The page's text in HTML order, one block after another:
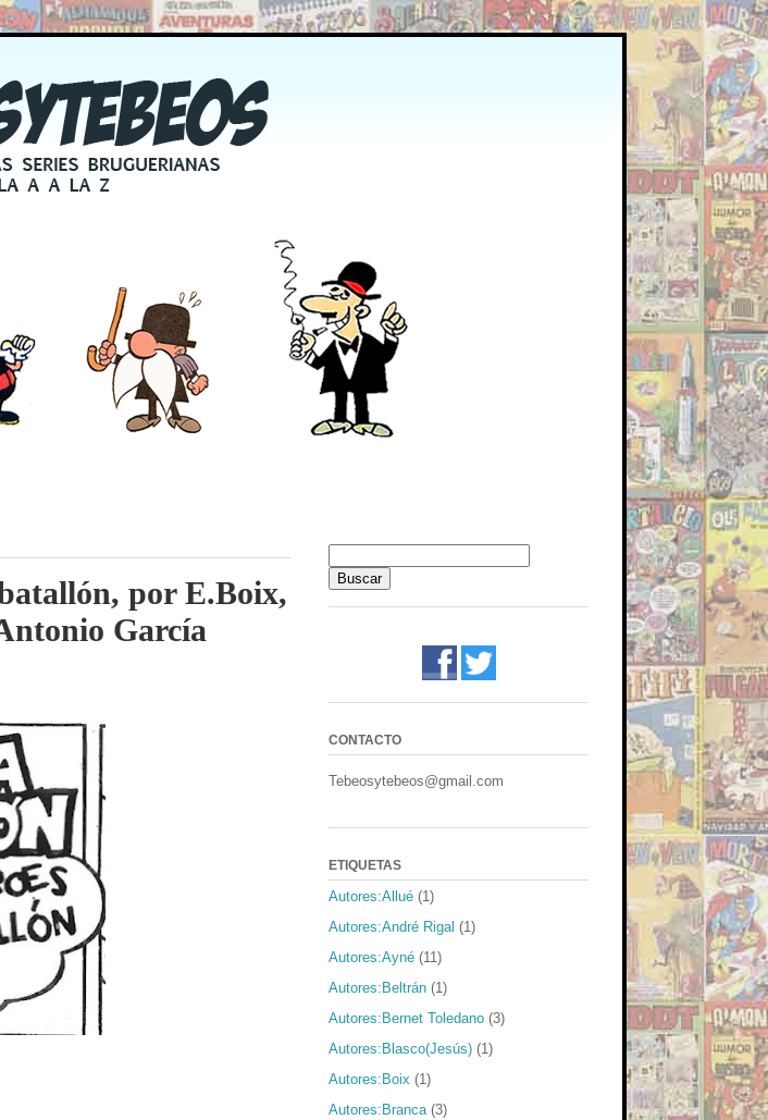
por E.Boix,
García
CONTACTO
Tebeosytebeos@gmail.com
ETIQUETAS
Autores:Allué (1)
Autores:André Rigal (1)
Autores:Ayné (11)
Autores:Beltrán (1)
Autores:Bernet Toledano (3)
Autores:Blasco(Jesús) (1)
Autores:Boix (1)
Autores:Branca (3)